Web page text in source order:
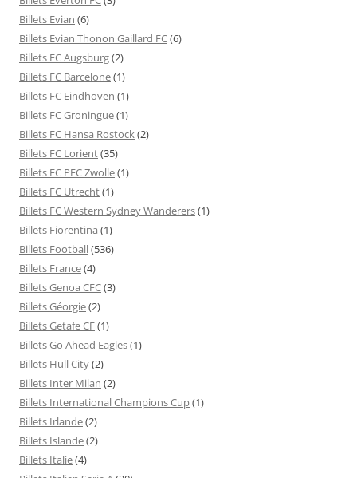
Billets Evian (6)
Billets Evian Thonon Gaillard FC(6)
Billets FC Augsburg(2)
Billets FC Barcelone(1)
Billets FC Eindhoven (1)
Billets FC Groningue(1)
Billets FC Hansa Rostock(2)
Billets FC Lorient(35)
Billets FC PEC Zwolle(1)
Billets FC Utrecht(1)
Billets FC Western Sydney Wanderers(1)
Billets Fiorentina (1)
Billets Football(536)
Billets France(4)
Billets Genoa CFC(3)
Billets Géorgie(2)
Billets Getafe CF(1)
Billets Go Ahead Eagles(1)
Billets Hull City(2)
Billets Inter Milan (2)
Billets International Champions Cup(1)
Billets Irlande(2)
Billets Islande(2)
Billets Italie(4)